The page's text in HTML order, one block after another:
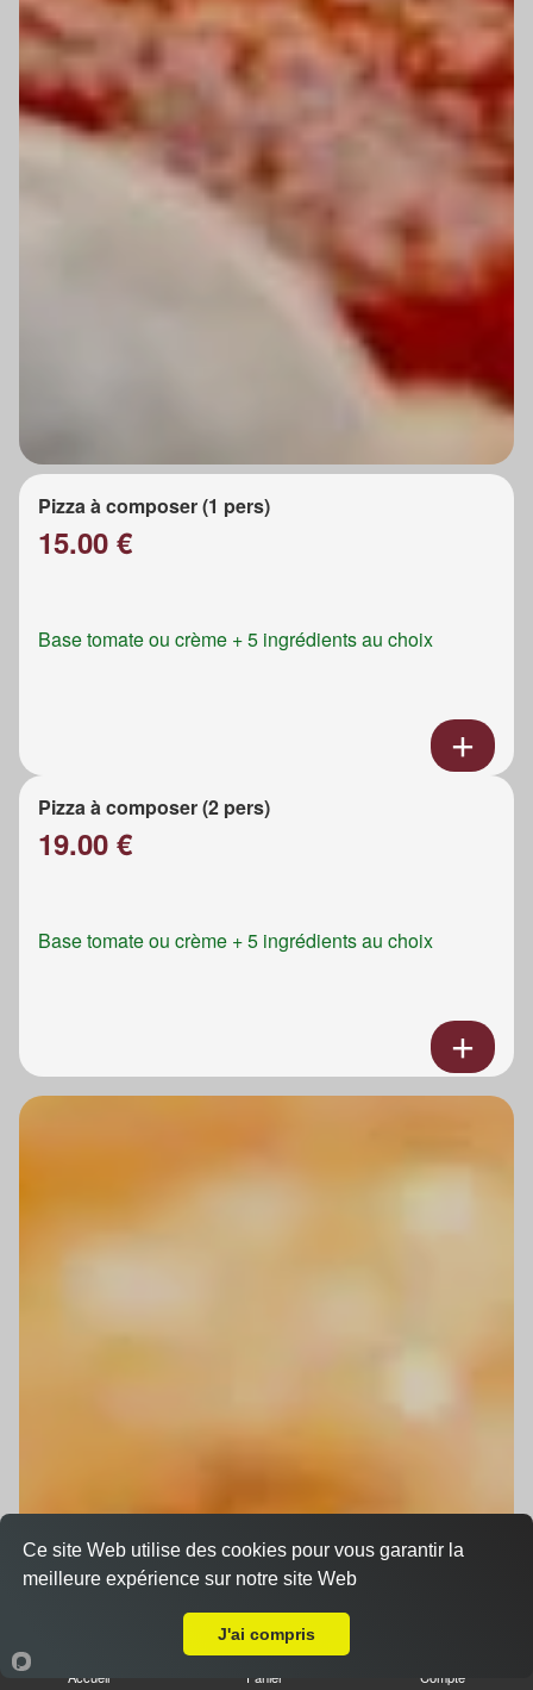
Pizza à composer (1 pers)
15.00 €
Base tomate ou crème + 5 ingrédients au choix
Pizza à composer (2 pers)
19.00 €
Base tomate ou crème + 5 ingrédients au choix
Accueil Panier Compte
Ce site Web utilise des cookies pour vous garantir la
meilleure expérience sur notre site Web
J'ai compris